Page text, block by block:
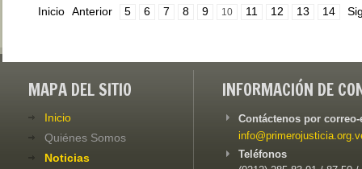
Inicio Anterior 5 6 7 8 9 10 11 12 13 14
MAPA DEL SITIO
Inicio
Quiénes Somos
Noticias
INFORMACIÓN DE
Contáctenos por
Teléfonos